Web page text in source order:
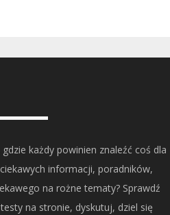
każdy powinien znaleźć coś dla
informacji, poradników,
na rożne tematy? Sprawdź
na stronie, dyskutuj, dziel się